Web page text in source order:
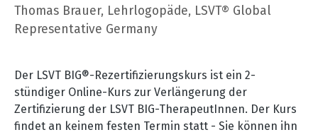
Thomas Brauer, Lehrlogopäde, LSVT® Global
Representative Germany
Der LSVT BIG®-Rezertifizierungskurs ist ein 2-
stündiger Online-Kurs zur Verlängerung der
Zertifizierung der LSVT BIG-TherapeutInnen. Der Kurs
findet an keinem festen Termin statt - Sie können ihn